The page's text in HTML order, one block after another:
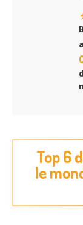
Top 6
le